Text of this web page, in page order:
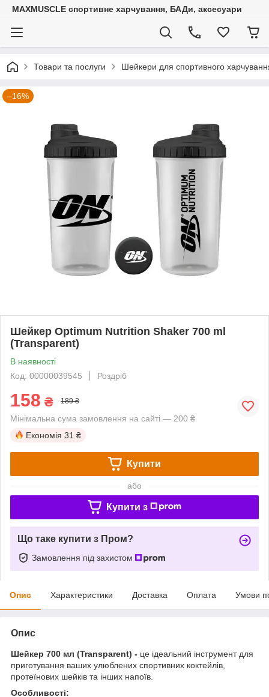
MAXMUSCLE спортивне харчування, БАДи, аксесуари
Товари та послуги Шейкери для спортивного
–16%
Шейкер Optimum Nutrition Shaker 700 ml
(Transparent)
В наявності
Код: 00000039545
Роздріб
158 ₴ 189 ₴
Мінімальна сума замовлення на сайті — 200 ₴
Економія 31 ₴
Купити
або
Купити з
Що таке купити з Пром?
Замовлення під захистом
Опис Характеристики Доставка Оплата Умови
Опис
Шейкер 700 мл (Transparent) - це ідеальний інструмент для
приготування ваших улюблених спортивних коктейлів,
протеїнових шейків та інших напоїв.
Особливості: